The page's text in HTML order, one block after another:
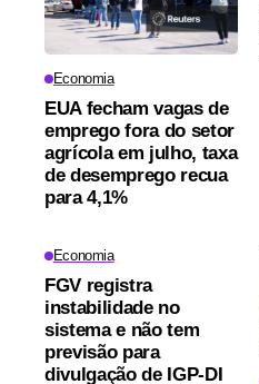
Economia
EUA fecham vagas de
emprego fora do setor
agrícola em julho, taxa
de desemprego recua
para 4,1%
Economia
FGV registra
instabilidade no
sistema e não tem
previsão para
divulgação de IGP-DI